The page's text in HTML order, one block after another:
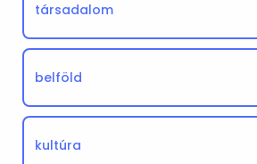
társadalom
belföld
kultúra